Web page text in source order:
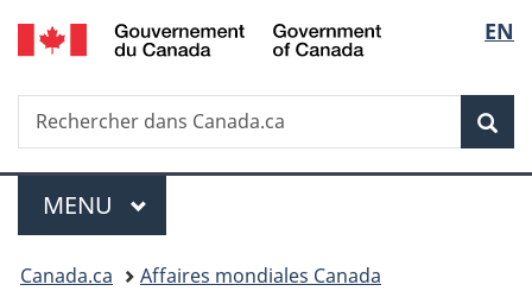
Passer
au
principal
Passer
à
Au
du
Passer
à
version
simplifiée
de
la
EN
Recherche
Rechercher
dans
Menu
MENU PRINCIPAL
Vous
Canada.ca Affaires mondiales Canada